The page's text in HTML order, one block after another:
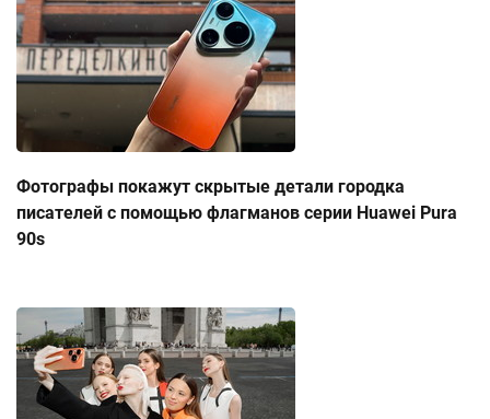
Фотографы покажут скрытые детали городка
писателей с помощью флагманов серии Huawei Pura
90s